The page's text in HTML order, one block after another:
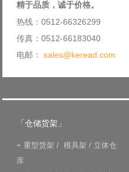
精于品质，诚于价格。
热线：0512-66326299
传真：0512-66183040
电邮： sales@keread.com
「仓储货架」
+ 重型货架 / 模具架 / 立体仓
库